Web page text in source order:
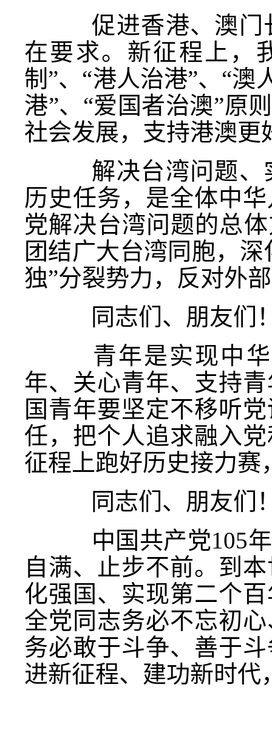
促进香港、澳门
在要求。新征程上，
制”、“港人治港”、“
港”、“爱国者治澳”原
社会发展，支持港澳更
解决台湾问题、
历史任务，是全体中
党解决台湾问题的总
团结广大台湾同胞，
独”分裂势力，反对外
同志们、朋友们
青年是实现中
年、关心青年、支持
国青年要坚定不移听
任，把个人追求融入
征程上跑好历史接力赛
同志们、朋友们
中国共产党105年
自满、止步不前。到
化强国、实现第二个
全党同志务必不忘初
务必敢于斗争、善于
进新征程、建功新时